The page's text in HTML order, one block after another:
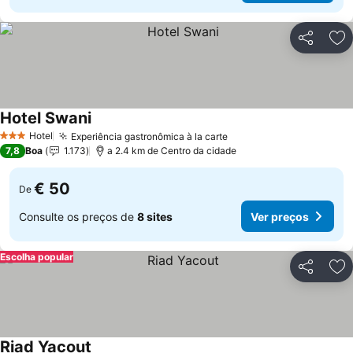
Partilhar
3 EstrelasHotel Experiência gastronômica à la carteVer preços
Hotel SwaniVer preços
7,8 Boa 1.173 a 2.4 km de Centro da cidade
De € 50
Consulte os preços de 8 sites Ver preços
Partilhar
Escolha popular
Riad Yacout